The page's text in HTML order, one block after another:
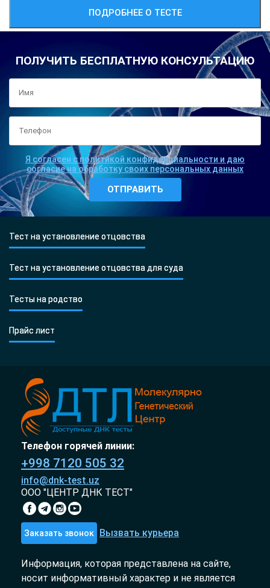
ПОДРОБНЕЕ О ТЕСТЕ
ПОЛУЧИТЬ БЕСПЛАТНУЮ КОНСУЛЬТАЦИЮ
Я согласен с политикой конфиденциальности и даю
согласие на обработку своих персональных данных
Тест на установление отцовства
Тест на установление отцовства для суда
Тесты на родство
Прайс лист
Телефон горячей линии:
+998 7120 505 32
info@dnk-test.uz
ООО "ЦЕНТР ДНК ТЕСТ"
Заказать звонок Вызвать курьера
Информация, которая представлена на сайте,
носит информативный характер и не является